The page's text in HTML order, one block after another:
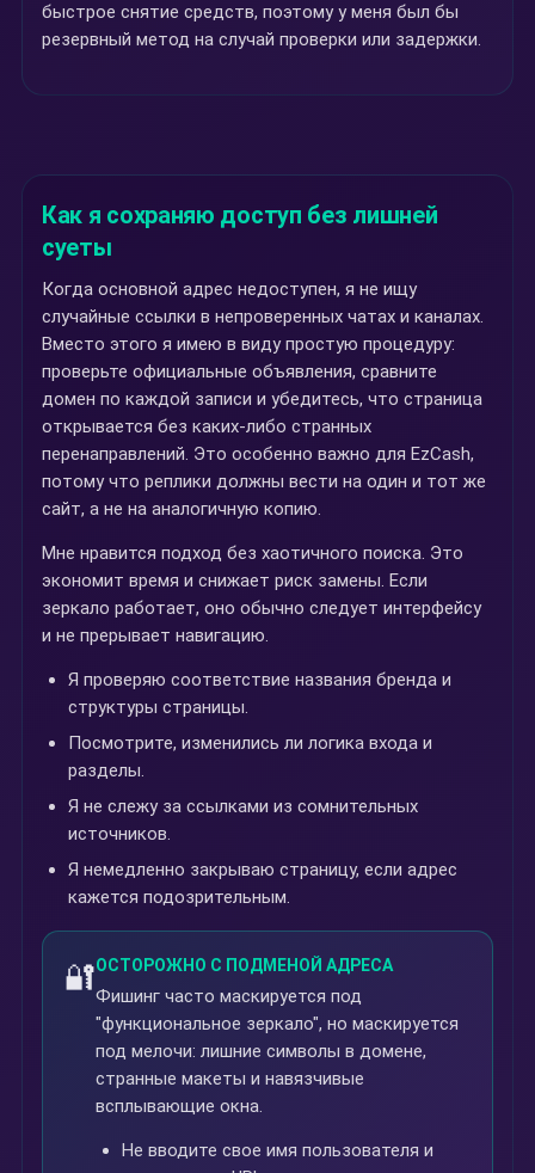
быстрое снятие средств, поэтому у меня был бы
резервный метод на случай проверки или задержки.
Как я сохраняю доступ без лишней
суеты
Когда основной адрес недоступен, я не ищу
случайные ссылки в непроверенных чатах и каналах.
Вместо этого я имею в виду простую процедуру:
проверьте официальные объявления, сравните
домен по каждой записи и убедитесь, что страница
открывается без каких-либо странных
перенаправлений. Это особенно важно для EzCash,
потому что реплики должны вести на один и тот же
сайт, а не на аналогичную копию.
Мне нравится подход без хаотичного поиска. Это
экономит время и снижает риск замены. Если
зеркало работает, оно обычно следует интерфейсу
и не прерывает навигацию.
Я проверяю соответствие названия бренда и
структуры страницы.
Посмотрите, изменились ли логика входа и
разделы.
Я не слежу за ссылками из сомнительных
источников.
Я немедленно закрываю страницу, если адрес
кажется подозрительным.
🔐ОСТОРОЖНО С ПОДМЕНОЙ АДРЕСА
Фишинг часто маскируется под
"функциональное зеркало", но маскируется
под мелочи: лишние символы в домене,
странные макеты и навязчивые
всплывающие окна.
Не вводите свое имя пользователя и